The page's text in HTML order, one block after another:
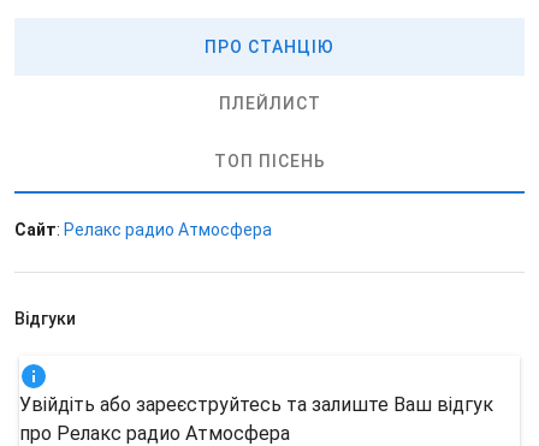
ПРО СТАНЦІЮ
ПЛЕЙЛИСТ
ТОП ПІСЕНЬ
Сайт: Релакс радио Атмосфера
Відгуки
Увійдіть або зареєструйтесь та залиште Ваш відгук
про Релакс радио Атмосфера